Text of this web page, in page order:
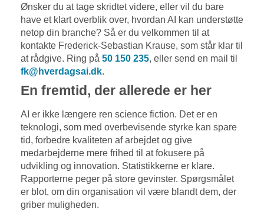
Ønsker du at tage skridtet videre, eller vil du bare
have et klart overblik over, hvordan AI kan understøtte
netop din branche? Så er du velkommen til at
kontakte Frederick-Sebastian Krause, som står klar til
at rådgive. Ring på 50 150 235, eller send en mail til
fk@hverdagsai.dk.
En fremtid, der allerede er her
AI er ikke længere ren science fiction. Det er en
teknologi, som med overbevisende styrke kan spare
tid, forbedre kvaliteten af arbejdet og give
medarbejderne mere frihed til at fokusere på
udvikling og innovation. Statistikkerne er klare.
Rapporterne peger på store gevinster. Spørgsmålet
er blot, om din organisation vil være blandt dem, der
griber muligheden.